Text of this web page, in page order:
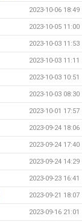
2023-10-06 18:49
2023-10-05 11:00
2023-10-03 11:53
2023-10-03 11:11
2023-10-03 10:51
2023-10-03 08:30
2023-10-01 17:57
2023-09-24 18:06
2023-09-24 17:40
2023-09-24 14:29
2023-09-23 16:41
2023-09-21 18:07
2023-09-16 21:01